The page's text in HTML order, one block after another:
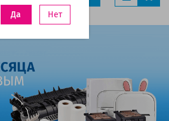
Да Нет